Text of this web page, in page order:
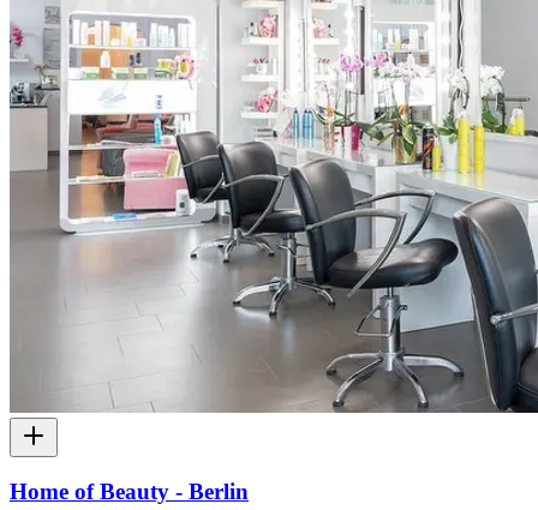
Home of Beauty - Berlin